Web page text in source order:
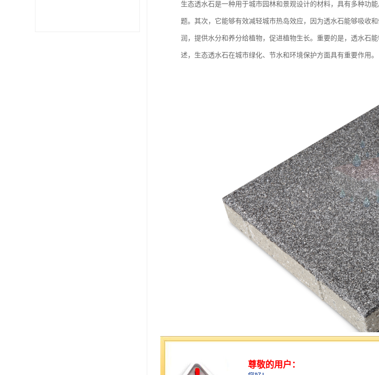
生态透水石是一种用于城市园林和景观设计的材料，具有多种功
题。其次，它能够有效减轻城市热岛效应，因为透水石能够吸收
润，提供水分和养分给植物，促进植物生长。重要的是，透水石
述，生态透水石在城市绿化、节水和环境保护方面具有重要作用。